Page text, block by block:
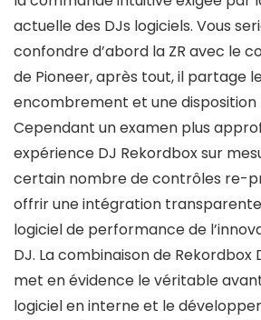
actuelle des DJs logiciels. Vous
confondre d’abord la ZR avec le
de Pioneer, après tout, il partage
encombrement et une disposition
Cependant un examen plus
expérience DJ Rekordbox sur
certain nombre de contrôles re-
offrir une intégration
logiciel de performance de
DJ. La combinaison de Rekordbox
met en évidence le véritable
logiciel en interne et le